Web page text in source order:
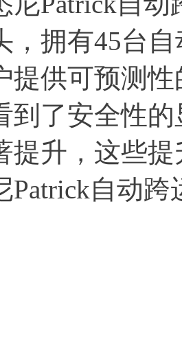
，拥有45台
提供可预测
到了安全性
提升，这些
Patrick自动